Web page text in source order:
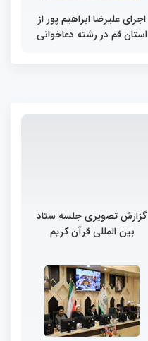
اجرای علیرضا ابراهیم پور از
استان قم در رشته دعاخوانی
گزارش تصویری جلسه ستاد
بین المللی قرآن کریم